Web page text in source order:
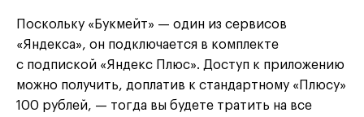
Поскольку «Букмейт» — один из сервисов
«Яндекса», он подключается в комплекте
с подпиской «Яндекс Плюс». Доступ к приложению
можно получить, доплатив к стандартному «Плюсу»
100 рублей, — тогда вы будете тратить на все